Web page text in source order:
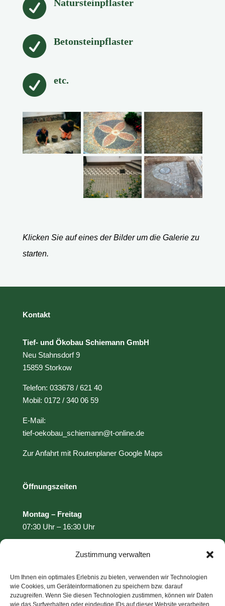
Zustimmung verwalten
Um Ihnen ein optimales Erlebnis zu bieten, verwenden wir Technologien
wie Cookies, um Geräteinformationen zu speichern bzw. darauf
zuzugreifen. Wenn Sie diesen Technologien zustimmen, können wir Daten
wie das Surfverhalten oder eindeutige IDs auf dieser Website verarbeiten.
 Natursteinpflaster
 Betonsteinpflaster
 etc.
Klicken Sie auf eines der Bilder um die Galerie zu
starten.
Kontakt
Tief- und Ökobau Schiemann GmbH
Neu Stahnsdorf 9
15859 Storkow
Telefon: 033678 / 621 40
Mobil: 0172 / 340 06 59
E-Mail:
tief-oekobau_schiemann@t-online.de
Zur Anfahrt mit Routenplaner Google Maps
Öffnungszeiten
Montag – Freitag
07:30 Uhr – 16:30 Uhr
Pflasterarbeiten
Landschaftspflege / Baumschnitt